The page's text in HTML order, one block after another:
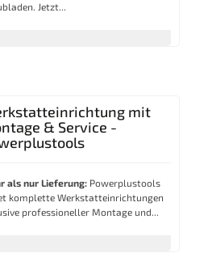
Jetzt...
mit
& Service -
als nur Lieferung: Powerplustools
komplette Werkstatteinrichtungen
professioneller Montage und...